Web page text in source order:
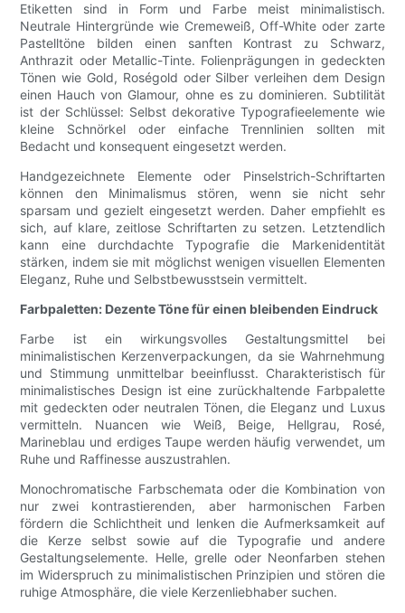
Etiketten sind in Form und Farbe meist minimalistisch.
Neutrale Hintergründe wie Cremeweiß, Off-White oder zarte
Pastelltöne bilden einen sanften Kontrast zu Schwarz,
Anthrazit oder Metallic-Tinte. Folienprägungen in gedeckten
Tönen wie Gold, Roségold oder Silber verleihen dem Design
einen Hauch von Glamour, ohne es zu dominieren. Subtilität
ist der Schlüssel: Selbst dekorative Typografieelemente wie
kleine Schnörkel oder einfache Trennlinien sollten mit
Bedacht und konsequent eingesetzt werden.
Handgezeichnete Elemente oder Pinselstrich-Schriftarten
können den Minimalismus stören, wenn sie nicht sehr
sparsam und gezielt eingesetzt werden. Daher empfiehlt es
sich, auf klare, zeitlose Schriftarten zu setzen. Letztendlich
kann eine durchdachte Typografie die Markenidentität
stärken, indem sie mit möglichst wenigen visuellen Elementen
Eleganz, Ruhe und Selbstbewusstsein vermittelt.
Farbpaletten: Dezente Töne für einen bleibenden Eindruck
Farbe ist ein wirkungsvolles Gestaltungsmittel bei
minimalistischen Kerzenverpackungen, da sie Wahrnehmung
und Stimmung unmittelbar beeinflusst. Charakteristisch für
minimalistisches Design ist eine zurückhaltende Farbpalette
mit gedeckten oder neutralen Tönen, die Eleganz und Luxus
vermitteln. Nuancen wie Weiß, Beige, Hellgrau, Rosé,
Marineblau und erdiges Taupe werden häufig verwendet, um
Ruhe und Raffinesse auszustrahlen.
Monochromatische Farbschemata oder die Kombination von
nur zwei kontrastierenden, aber harmonischen Farben
fördern die Schlichtheit und lenken die Aufmerksamkeit auf
die Kerze selbst sowie auf die Typografie und andere
Gestaltungselemente. Helle, grelle oder Neonfarben stehen
im Widerspruch zu minimalistischen Prinzipien und stören die
ruhige Atmosphäre, die viele Kerzenliebhaber suchen.